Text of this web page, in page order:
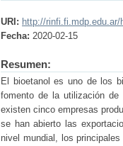
URI: http://rinfi.fi.mdp.edu.ar/
Fecha: 2020-02-15
Resumen:
El bioetanol es uno de los
fomento de la utilización
existen cinco empresas
se han abierto las
nivel mundial, los